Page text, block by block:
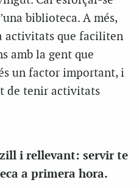
biblioteca. A més,
activitats que faciliten
amb la gent que
un factor important, i
de tenir activitats
i rellevant: servir te
a primera hora.